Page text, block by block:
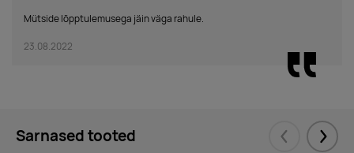
Mütside lõpptulemusega jäin väga rahule.
23.08.2022
Sarnased tooted Eelmised